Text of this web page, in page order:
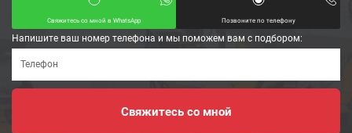
Свяжитесь со мной в WhatsApp Позвоните по телефону
Напишите ваш номер телефона и мы поможем вам с подбором: